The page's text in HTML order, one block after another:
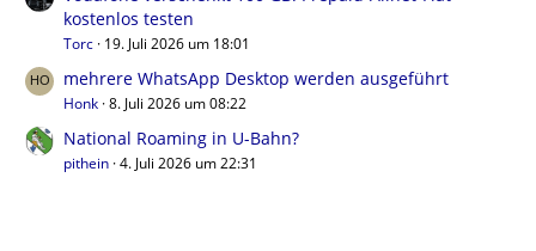
kostenlos testen
Torc 19. Juli 2026 um 18:01
mehrere WhatsApp Desktop werden ausgeführt
Honk 8. Juli 2026 um 08:22
National Roaming in U-Bahn?
pithein 4. Juli 2026 um 22:31